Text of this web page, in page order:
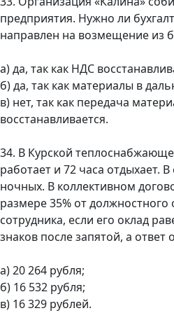
предприятия. Нужно ли
направлен на возмещение из
а) да, так как НДС
б) да, так как материалы в
в) нет, так как передача
восстанавливается.
34. В Курской
работает и 72 часа отдыхает.
ночных. В коллективном
размере 35% от
сотрудника, если его оклад
знаков после запятой, а ответ
а) 20 264 рубля;
б) 16 532 рубля;
в) 16 329 рублей.